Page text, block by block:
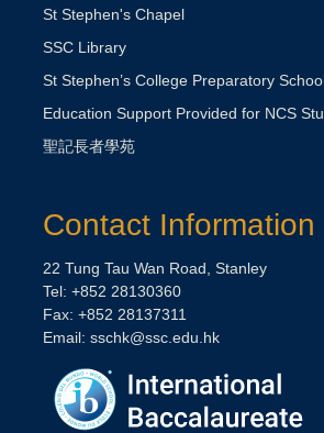
St Stephen's Chapel
SSC Library
St Stephen’s College Preparatory
Education Support Provided for NCS
聖記長者學苑
Contact Information
22 Tung Tau Wan Road, Stanley
Tel: +852 28130360
Fax: +852 28137311
Email: sschk@ssc.edu.hk